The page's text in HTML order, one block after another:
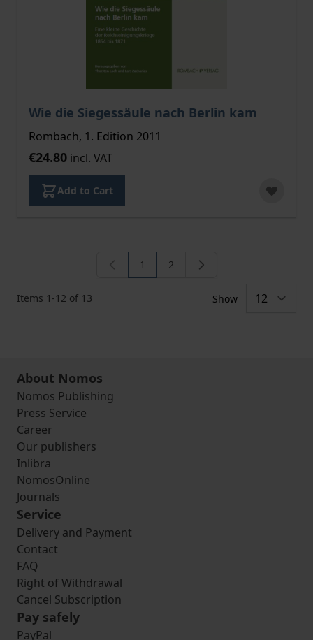
Wie die Siegessäule nach Berlin kam
Rombach, 1. Edition 2011
€24.80 incl. VAT
Add to Cart
Items 1 -12 of 13
You're currently reading page
1 Page
2
Show
About Nomos
Nomos Publishing
Press Service
Career
Our publishers
Inlibra
NomosOnline
Journals
Service
Delivery and Payment
Contact
FAQ
Right of Withdrawal
Cancel Subscription
Pay safely
PayPal